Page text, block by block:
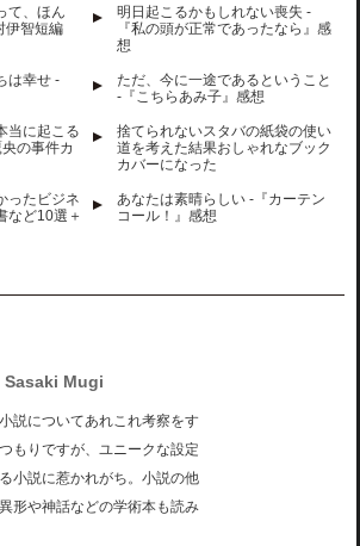
て、ほん
伊智短編
明日起こるかもしれない喪失 -
『私の頭が正常であったなら』感
想
は幸せ -
ただ、今に一途であるということ
-『こちらあみ子』感想
当に起こる
の事件カ
捨てられないスタバの紙袋の使い
道を考えた結果おしゃれなブック
カバーになった
ったビジネ
など10選＋
あなたは素晴らしい -『カーテン
コール！』感想
Sasaki Mugi
説についてあれこれ考察をす
もりですが、ユニークな設定
小説に惹かれがち。小説の他
形や神話などの学術本も読み